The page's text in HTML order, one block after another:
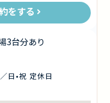
をする
3台分あり
日•祝 定休日